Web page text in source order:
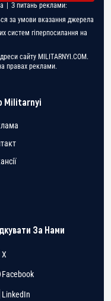
| З питань реклами:
за умови вказання джерела
систем гіперпосилання на
сайту MILITARNYI.COM.
правах реклами.
Militarnyi
За Нами
X
Facebook
LinkedIn